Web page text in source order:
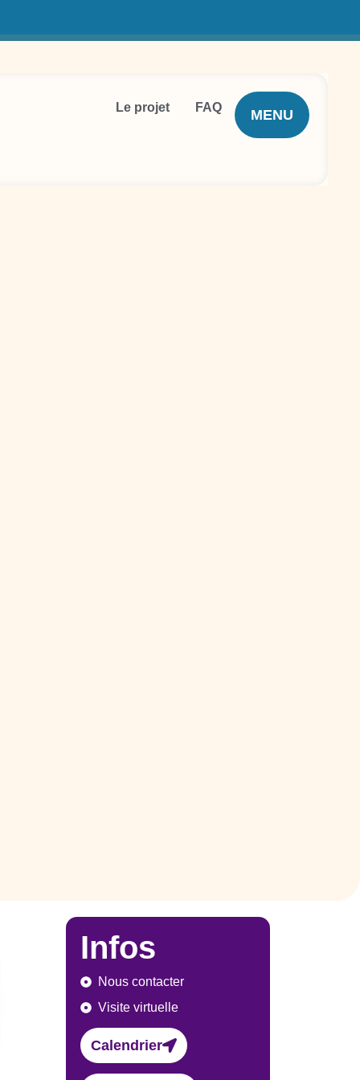
MENU
Le projet FAQ
Infos
Nous contacter
Visite virtuelle
Calendrier